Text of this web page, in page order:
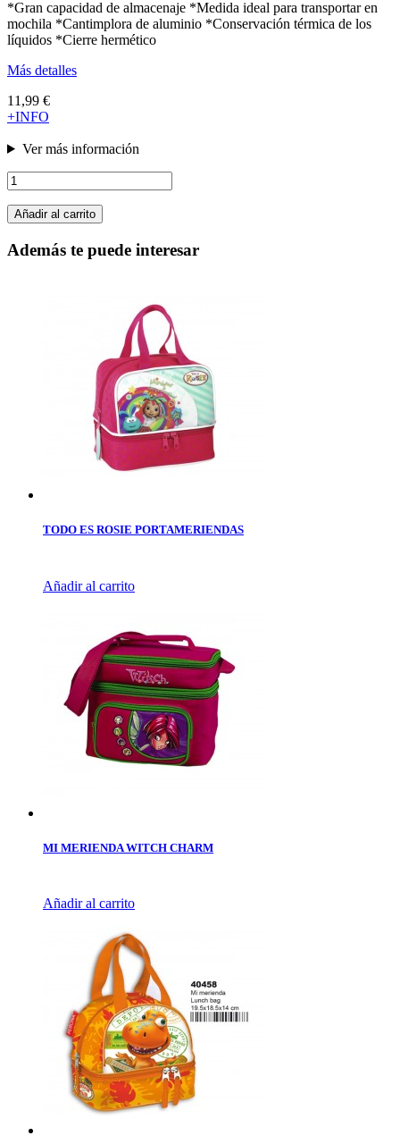
*Gran capacidad de almacenaje *Medida ideal para transportar en
mochila *Cantimplora de aluminio *Conservación térmica de los
líquidos *Cierre hermético
Más detalles
11,99 €
+INFO
Ver más información
Añadir al carrito
Además te puede interesar
TODO ES ROSIE PORTAMERIENDAS
Añadir al carrito
MI MERIENDA WITCH CHARM
Añadir al carrito